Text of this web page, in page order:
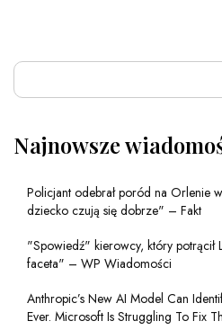
Najnowsze
Policjant odebrał poród na Orlenie
dziecko czują się dobrze" – Fakt
"Spowiedź" kierowcy, który potrącił
faceta" – WP Wiadomości
Anthropic’s New AI Model Can
Ever. Microsoft Is Struggling To Fix